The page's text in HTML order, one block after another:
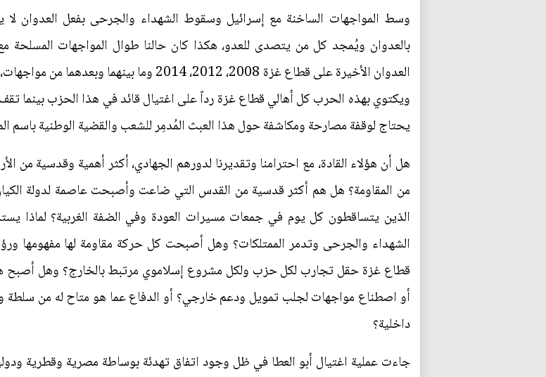
وسط المواجهات الساخنة مع إسرائيل وسقوط الشهداء والجرحى بفعل العدوان لا
بالعدوان ويُمجد كل من يتصدى للعدو، هكذا كان حالنا طوال المواجهات
العدوان الأخيرة على قطاع غزة 2008، 2012،
ويكتوي بهذه الحرب كل أهالي قطاع غزة رداً على اغتيال قائد في هذا الحزب بينما
يحتاج لوقفة مصارحة ومكاشفة حول هذا العبث المُدمِر للشعب والقضية الوطنية باسم
هل أن هؤلاء القادة، مع احترامنا وتقديرنا لدورهم الجهادي، أكثر أهمية وقدسية
من المقاومة؟ هل هم أكثر قدسية من القدس التي ضاعت وأصبحت عاصمة لدولة
الذين يتساقطون كل يوم في جمعات مسيرات العودة وفي الضفة الغربية؟
الشهداء والجرحى وتدمر الممتلكات؟ وهل أصبحت كل حركة مقاومة لها مفهومها
قطاع غزة حقل تجارب لكل حزب ولكل مشروع إسلاموي مرتبط بالخارج؟ وهل أصبح
أو اصطناع مواجهات لجلب تمويل ودعم خارجي؟ أو الدفاع عما هو متاح له من
داخلية؟
جاءت عملية اغتيال أبو العطا في ظل وجود اتفاق تهدئة بوساطة مصرية وقطرية